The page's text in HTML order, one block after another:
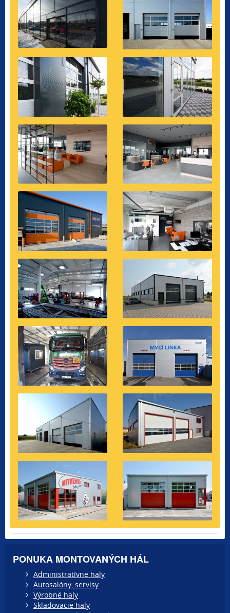
PONUKA MONTOVANÝCH HÁL
Administratívne haly
Autosalóny, servisy
Výrobné haly
Skladovacie haly